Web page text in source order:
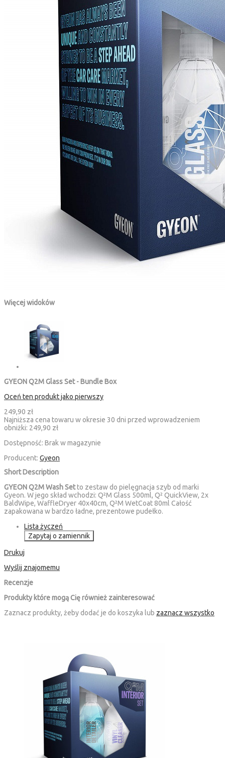
Więcej widoków
GYEON Q2M Glass Set - Bundle Box
Oceń ten produkt jako pierwszy
249,90 zł
Najniższa cena towaru w okresie 30 dni przed wprowadzeniem
obniżki: 249,90 zł
Dostępność: Brak w magazynie
Producent: Gyeon
Short Description
GYEON Q2M Wash Setto zestaw do pielęgnacja szyb od marki
Gyeon. W jego skład wchodzi: Q²M Glass 500ml, Q² QuickView, 2x
BaldWipe, WaffleDryer 40x40cm, Q²M WetCoat 80ml Całość
zapakowana w bardzo ładne, prezentowe pudełko.
Lista życzeń
Zapytaj o zamiennik
Drukuj
Wyślij znajomemu
Recenzje
Produkty które mogą Cię również zainteresować
Zaznacz produkty, żeby dodać je do koszyka lub zaznacz wszystko